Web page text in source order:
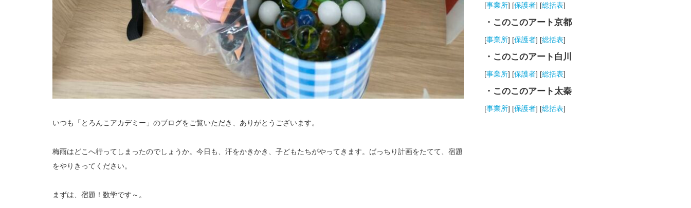
いつも「とろんこアカデミー」のブログをご覧いただき、ありがとうございます。
梅雨はどこへ行ってしまったのでしょうか。今日も、汗をかきかき、子どもたちがやってきます。ばっちり計画をたてて、宿題
をやりきってください。
まずは、宿題！数学です～。
[事業所] [保護者] [総括表]
・このこのアート京都
[事業所] [保護者] [総括表]
・このこのアート白川
[事業所] [保護者] [総括表]
・このこのアート太秦
[事業所] [保護者] [総括表]